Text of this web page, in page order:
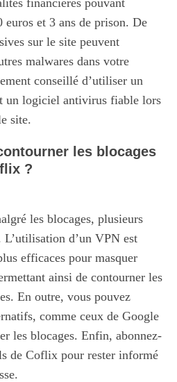
euros et 3 ans de prison. De
sur le site peuvent
malwares dans votre
conseillé d’utiliser un
un logiciel antivirus fiable lors
site.
les blocages
?
les blocages, plusieurs
d’un VPN est
efficaces pour masquer
ainsi de contourner les
En outre, vous pouvez
comme ceux de Google
les blocages. Enfin, abonnez-
de Coflix pour rester informé